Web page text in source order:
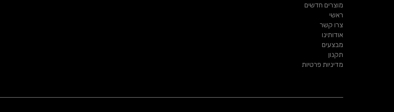
מוצרים חדשים
ראשי
צרו קשר
אודותינו
מבצעים
תקנון
מדיניות פרטיות